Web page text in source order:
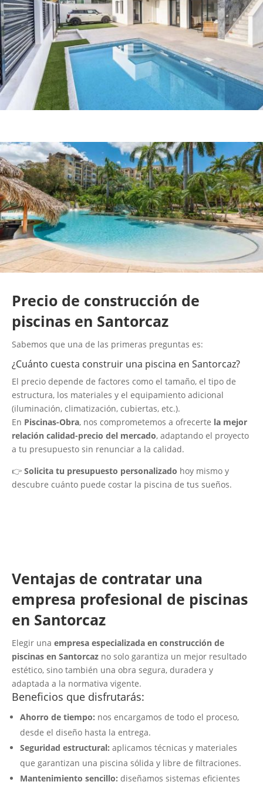
Precio de construcción de
piscinas en Santorcaz
Sabemos que una de las primeras preguntas es:
¿Cuánto cuesta construir una piscina en Santorcaz?
El precio depende de factores como el tamaño, el tipo de
estructura, los materiales y el equipamiento adicional
(iluminación, climatización, cubiertas, etc.).
En Piscinas-Obra, nos comprometemos a ofrecerte la mejor
relación calidad-precio del mercado, adaptando el proyecto
a tu presupuesto sin renunciar a la calidad.
👉 Solicita tu presupuesto personalizado hoy mismo y
descubre cuánto puede costar la piscina de tus sueños.
Ventajas de contratar una
empresa profesional de piscinas
en Santorcaz
Elegir una empresa especializada en construcción de
piscinas en Santorcaz no solo garantiza un mejor resultado
estético, sino también una obra segura, duradera y
adaptada a la normativa vigente.
Beneficios que disfrutarás:
Ahorro de tiempo: nos encargamos de todo el proceso,
desde el diseño hasta la entrega.
Seguridad estructural: aplicamos técnicas y materiales
que garantizan una piscina sólida y libre de filtraciones.
Mantenimiento sencillo: diseñamos sistemas eficientes